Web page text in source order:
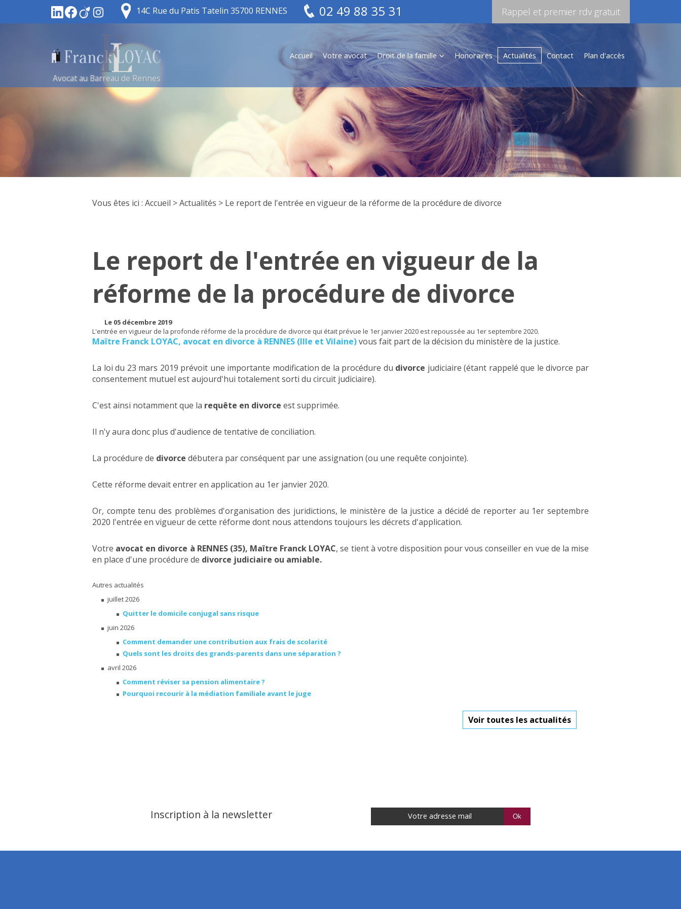
Avocat au Barreau de Rennes
14C Rue du Patis Tatelin 35700 RENNES 02 49 88 35 31 Rappel et premier rdv gratuit
Accueil Votre avocat Droit de la famille Honoraires Actualités Contact Plan d'accès
Vous êtes ici : Accueil >Actualités > Le report de l'entrée en vigueur de la réforme de la procédure de divorce
Le report de l'entrée en vigueur de la
réforme de la procédure de divorce
Le 05 décembre 2019
L'entrée en vigueur de la profonde réforme de la procédure de divorce qui était prévue le 1er janvier 2020 est repoussée au 1er septembre 2020.
Maître Franck LOYAC, avocat en divorce à RENNES (Ille et Vilaine)vous fait part de la décision du ministère de la justice.
La loi du 23 mars 2019 prévoit une importante modification de la procédure du divorce judiciaire (étant rappelé que le divorce par
consentement mutuel est aujourd'hui totalement sorti du circuit judiciaire).
C'est ainsi notamment que la requête en divorce est supprimée.
Il n'y aura donc plus d'audience de tentative de conciliation.
La procédure de divorce débutera par conséquent par une assignation (ou une requête conjointe).
Cette réforme devait entrer en application au 1er janvier 2020.
Or, compte tenu des problèmes d'organisation des juridictions, le ministère de la justice a décidé de reporter au 1er septembre
2020 l'entrée en vigueur de cette réforme dont nous attendons toujours les décrets d'application.
Votre avocat en divorce à RENNES (35), Maître Franck LOYAC, se tient à votre disposition pour vous conseiller en vue de la mise
en place d'une procédure de divorce judiciaire ou amiable.
Autres actualités
juillet 2026
Quitter le domicile conjugal sans risque
juin 2026
Comment demander une contribution aux frais de scolarité
Quels sont les droits des grands-parents dans une séparation ?
avril 2026
Comment réviser sa pension alimentaire ?
Pourquoi recourir à la médiation familiale avant le juge
Voir toutes les actualités
Inscription à la newsletter